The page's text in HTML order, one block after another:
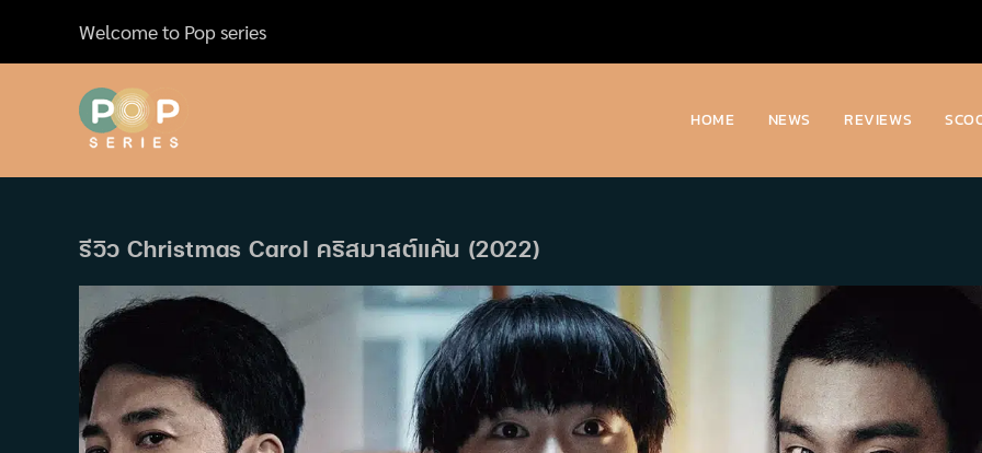
content
Welcome to Pop series
HOME NEWS REVIEWS
รีวิว Christmas Carol คริสมาสต์แค้น (2022)